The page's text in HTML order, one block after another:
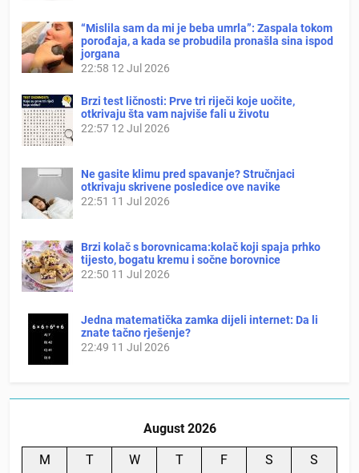
“Mislila sam da mi je beba umrla”: Zaspala tokom
porođaja, a kada se probudila pronašla sina ispod
jorgana
22:58 12 Jul 2026
Brzi test ličnosti: Prve tri riječi koje uočite,
otkrivaju šta vam najviše fali u životu
22:57 12 Jul 2026
Ne gasite klimu pred spavanje? Stručnjaci
otkrivaju skrivene posledice ove navike
22:51 11 Jul 2026
Brzi kolač s borovnicama:kolač koji spaja prhko
tijesto, bogatu kremu i sočne borovnice
22:50 11 Jul 2026
Jedna matematička zamka dijeli internet: Da li
znate tačno rješenje?
22:49 11 Jul 2026
August 2026
M T W T F S S